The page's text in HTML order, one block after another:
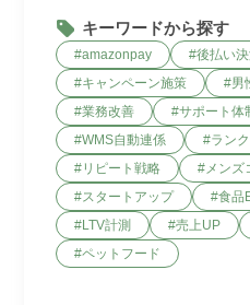
キーワードから探す
amazonpay 後払い
キャンペーン施策
男
業務改善
サポート体
WMS自動連係
ラン
リピート戦略
メンズ
スタートアップ
食品
LTV計測
売上UP
ペットフード